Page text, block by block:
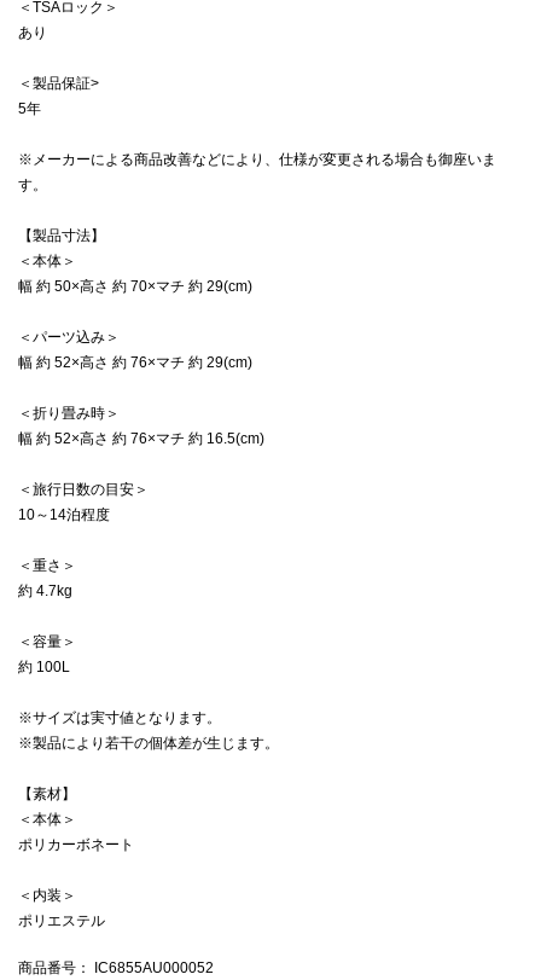
＜TSAロック＞
あり
＜製品保証>
5年
※メーカーによる商品改善などにより、仕様が変更される場合も御座いま
す。
【製品寸法】
＜本体＞
幅 約 50×高さ 約 70×マチ 約 29(cm)
＜パーツ込み＞
幅 約 52×高さ 約 76×マチ 約 29(cm)
＜折り畳み時＞
幅 約 52×高さ 約 76×マチ 約 16.5(cm)
＜旅行日数の目安＞
10～14泊程度
＜重さ＞
約 4.7kg
＜容量＞
約 100L
※サイズは実寸値となります。
※製品により若干の個体差が生じます。
【素材】
＜本体＞
ポリカーボネート
＜内装＞
ポリエステル
商品番号 ： IC6855AU000052